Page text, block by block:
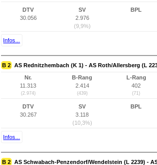
DTV
30.056
SV
2.976
(9,9%)
BPL
Infos...
B 2 AS Rednitzhembach (K 1) - AS Roth/Allersberg (L
Nr.
11.313
(2.974)
B-Rang
2.414
(439)
L-Rang
402
(71)
DTV
30.267
SV
3.118
(10,3%)
BPL
Infos...
B 2 AS Schwabach-Penzendorf/Wendelstein (L 2239) -